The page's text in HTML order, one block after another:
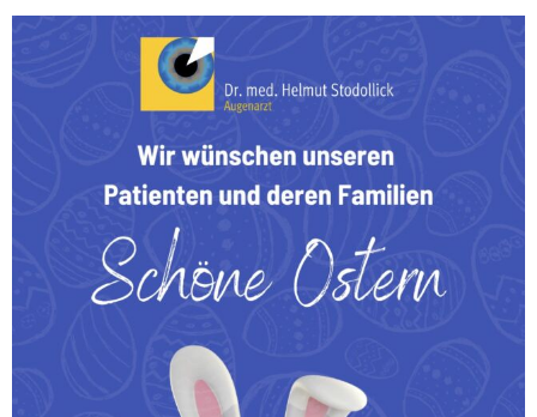
Wir wünschen unseren Patienten und deren Familien